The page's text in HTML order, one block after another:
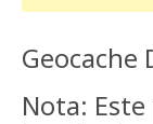
Geocache
Nota: